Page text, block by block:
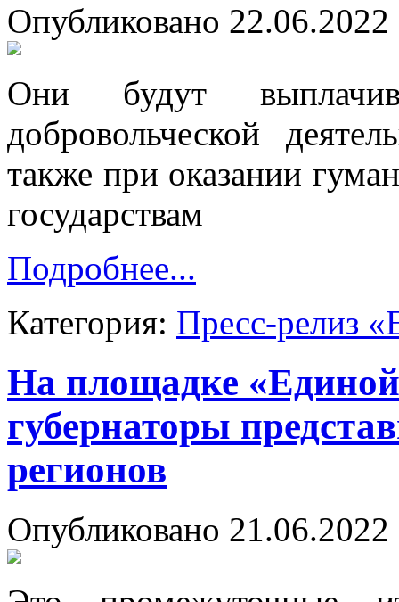
Опубликовано
Они будут
добровольческой
также при оказании
государствам
Подробнее...
Категория: Пресс-релиз
На площадке
губернаторы
регионов
Опубликовано 21.06.2022